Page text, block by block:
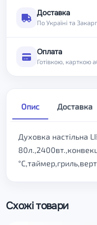
Доставка
По Україні та
Оплата
Готівкою, карткою
Опис Доставка
Духовка настільна
Схожі товари